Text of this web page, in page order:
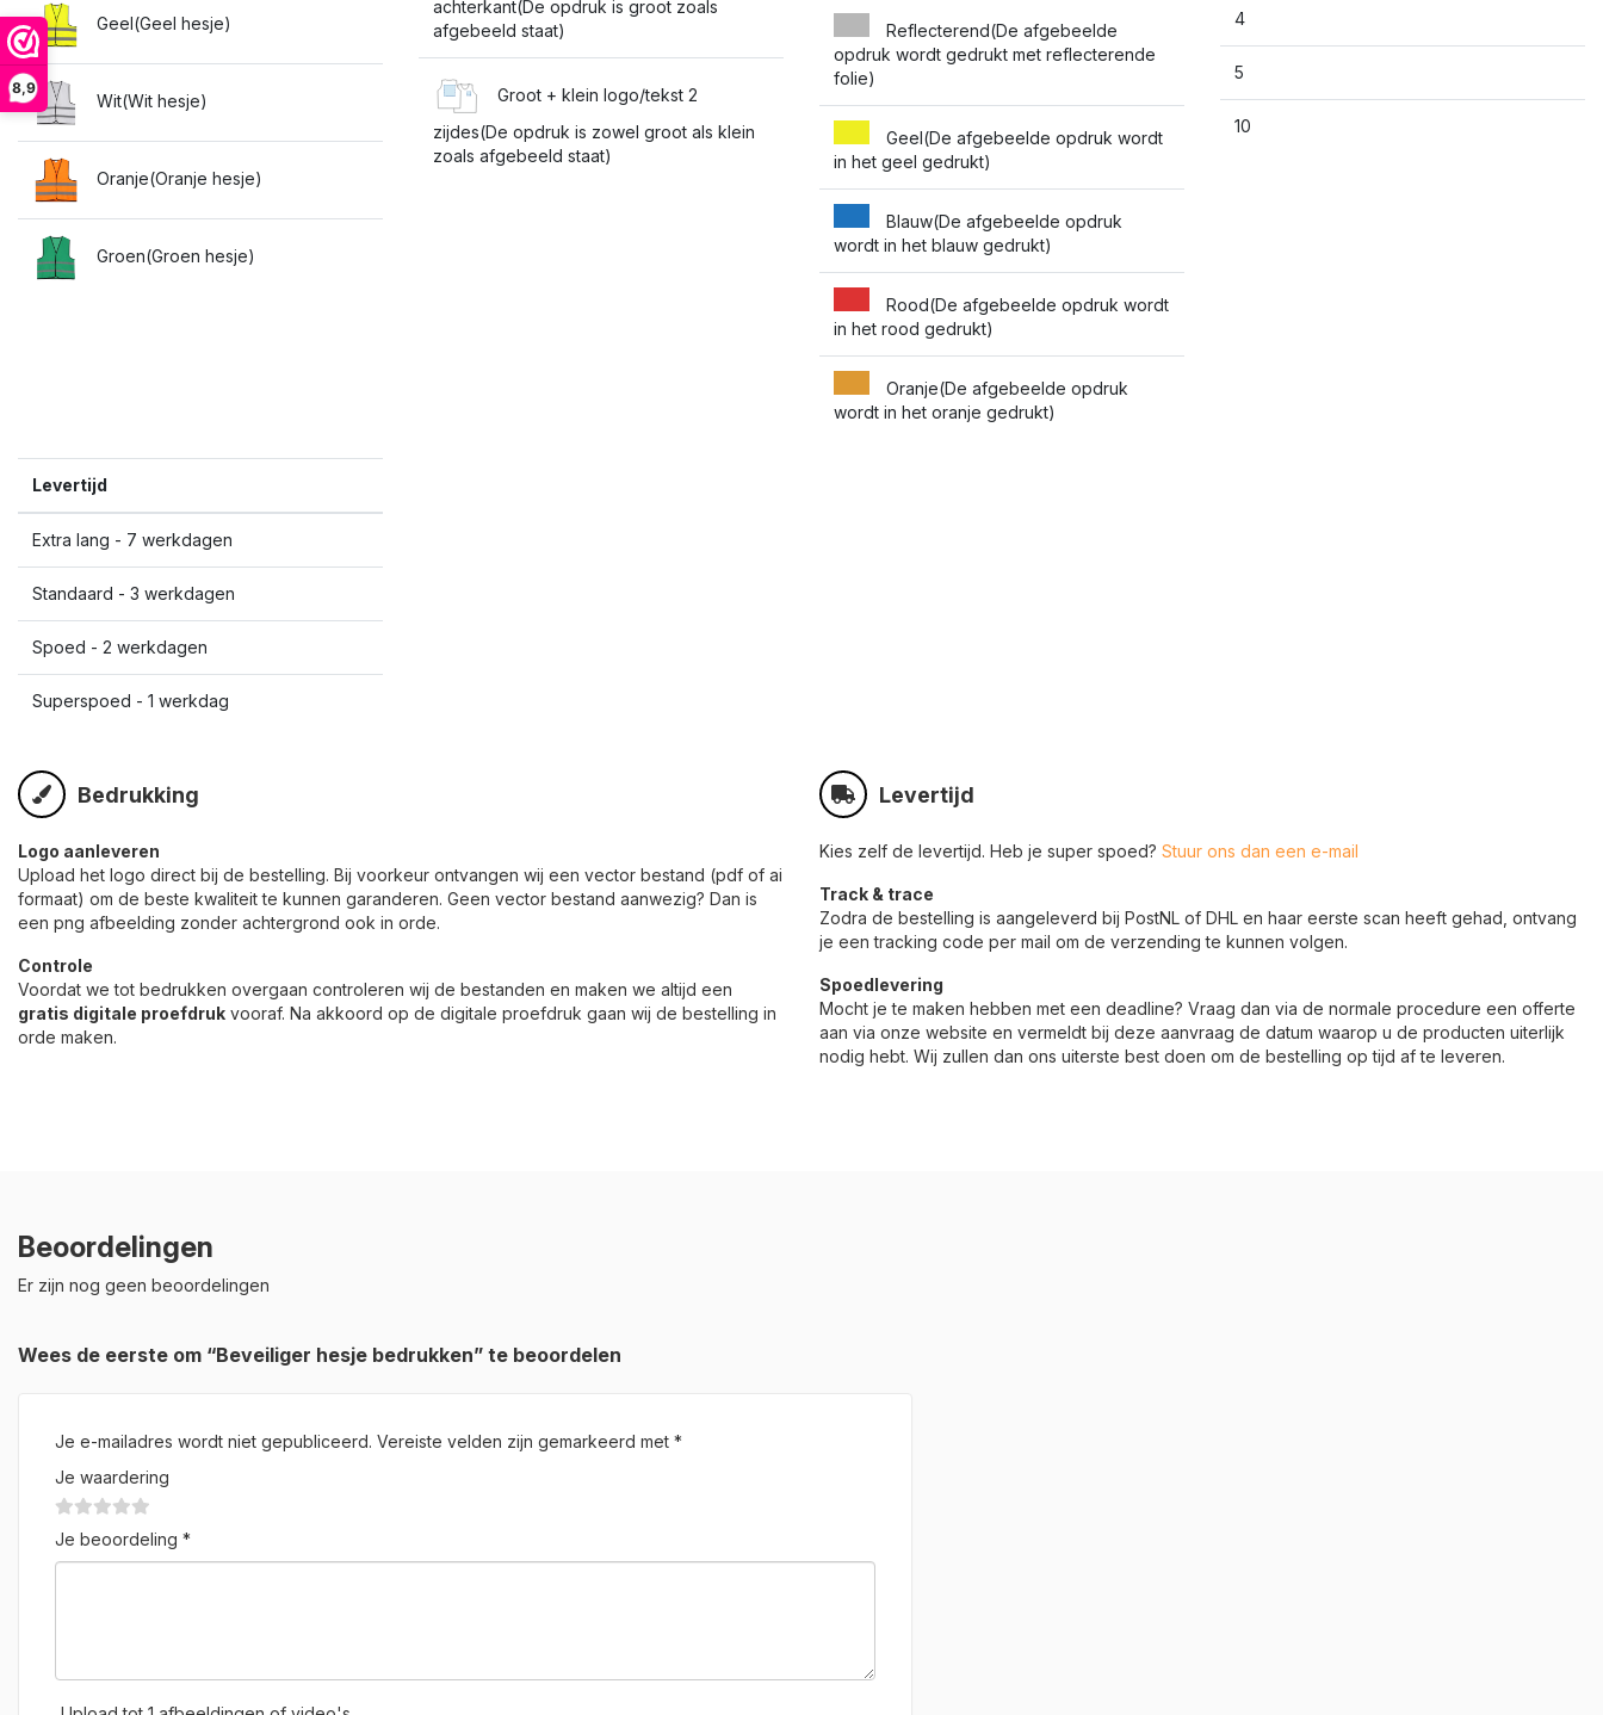
8,9
Geel(Geel hesje)
Wit(Wit hesje)
Oranje(Oranje hesje)
Groen(Groen hesje)
achterkant(De opdruk is groot zoals
afgebeeld staat)
Groot + klein logo/tekst 2
zijdes(De opdruk is zowel groot als klein
zoals afgebeeld staat)
Reflecterend(De afgebeelde
opdruk wordt gedrukt met reflecterende
folie)
Geel(De afgebeelde opdruk wordt
in het geel gedrukt)
Blauw(De afgebeelde opdruk
wordt in het blauw gedrukt)
Rood(De afgebeelde opdruk wordt
in het rood gedrukt)
Oranje(De afgebeelde opdruk
wordt in het oranje gedrukt)
4
5
10
Levertijd
Extra lang - 7 werkdagen
Standaard - 3 werkdagen
Spoed - 2 werkdagen
Superspoed - 1 werkdag
Bedrukking
Logo aanleveren
Upload het logo direct bij de bestelling. Bij voorkeur ontvangen wij een vector bestand (pdf of ai
formaat) om de beste kwaliteit te kunnen garanderen. Geen vector bestand aanwezig? Dan is
een png afbeelding zonder achtergrond ook in orde.
Controle
Voordat we tot bedrukken overgaan controleren wij de bestanden en maken we altijd een
gratis digitale proefdruk vooraf. Na akkoord op de digitale proefdruk gaan wij de bestelling in
orde maken.
Levertijd
Kies zelf de levertijd. Heb je super spoed? Stuur ons dan een e-mail
Track & trace
Zodra de bestelling is aangeleverd bij PostNL of DHL en haar eerste scan heeft gehad, ontvang
je een tracking code per mail om de verzending te kunnen volgen.
Spoedlevering
Mocht je te maken hebben met een deadline? Vraag dan via de normale procedure een offerte
aan via onze website en vermeldt bij deze aanvraag de datum waarop u de producten uiterlijk
nodig hebt. Wij zullen dan ons uiterste best doen om de bestelling op tijd af te leveren.
Beoordelingen
Er zijn nog geen beoordelingen
Wees de eerste om “Beveiliger hesje bedrukken” te beoordelen
Je e-mailadres wordt niet gepubliceerd. Vereiste velden zijn gemarkeerd met *
Je waardering
Je beoordeling *